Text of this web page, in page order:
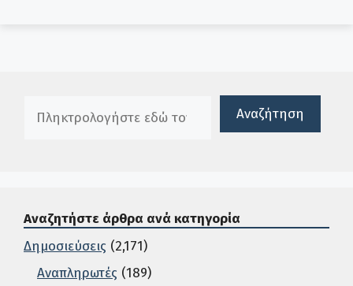
Αναζήτηση
Αναζητήστε άρθρα ανά κατηγορία
Δημοσιεύσεις (2,171)
Αναπληρωτές (189)